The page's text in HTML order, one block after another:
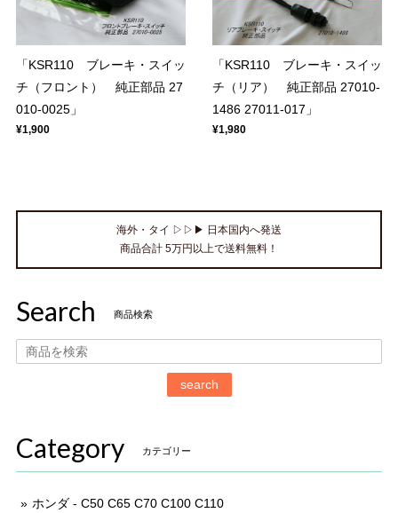
「KSR110 ブレーキ・スイッ
チ（フロント） 純正部品 27
010-0025」
¥1,900
「KSR110 ブレーキ・スイッ
チ（リア） 純正部品 27010-
1486 27011-017」
¥1,980
海外・タイ ▷▷▶ 日本国内へ発送
商品合計 5万円以上で送料無料！
Search 商品検索
search
Category カテゴリー
ホンダ - C50 C65 C70 C100 C110